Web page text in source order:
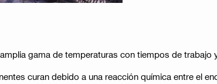
gama de temperaturas con tiempos de trabajo
curan debido a una reacción química entre el